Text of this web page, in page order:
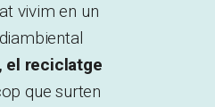
vivim en un
el reciclatge
que surten